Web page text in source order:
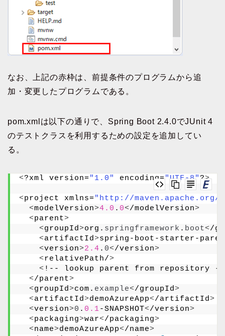
なお、上記の赤枠は、前提条件のプログラムから追
加・変更したプログラムである。
pom.xmlは以下の通りで、Spring Boot 2.4.0でJUnit 4
のテストクラスを利用するための設定を追加してい
る。
<?xml version="1.0" encoding="UTF-8"?>
<project xmlns="http://maven.apache.org/
<modelVersion>4.0 . 0</modelVersion>
<parent>
<groupId>org. springframework . boot</
<artifactId>spring-boot-starter-
<version>2.4 . 0</version>
<relativePath/>
< !-- lookup parent from repository --
</parent>
<groupId>com. example</groupId>
<artifactId>demoAzureApp</artifactId>
<version>0 . 0.1-SNAPSHOT</version>
<packaging>war</packaging>
<name>demoAzureApp</name>